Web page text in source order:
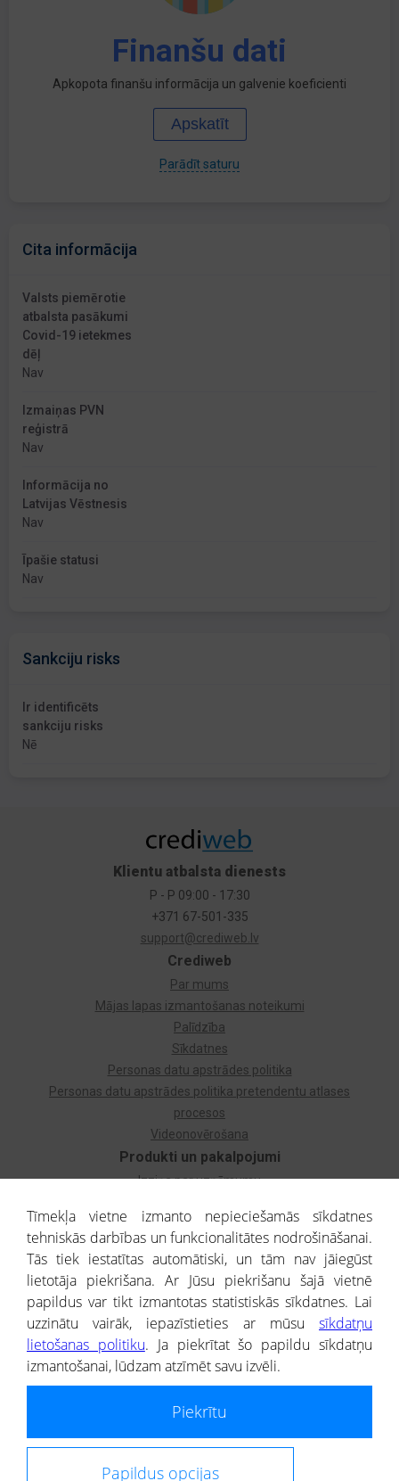
Finanšu dati
Apkopota finanšu informācija un galvenie koeficienti
Apskatīt
Parādīt saturu
Cita informācija
Valsts piemērotie
atbalsta pasākumi
Covid-19 ietekmes
dēļ
Nav
Izmaiņas PVN
reģistrā
Nav
Informācija no
Latvijas Vēstnesis
Nav
Īpašie statusi
Nav
Sankciju risks
Ir identificēts
sankciju risks
Nē
Produkti un pakalpojumi
Izziņa par uzņēmumu
Dzimtas koks
Uzņēmumu atlase
Monitorings
Kredītizziņa par ārvalstu uzņēmumiem
Crediweb
Par mums
Mājas lapas izmantošanas noteikumi
Palīdzība
Sīkdatnes
Personas datu apstrādes politika
Personas datu apstrādes politika pretendentu atlases
procesos
Videonovērošana
Klientu atbalsta dienests
P - P 09:00 - 17:30
+371 67-501-335
support@crediweb.lv
® CREDITREFORM Latvija
SIA
Portāla ietvaros saņemtajai informācijai ir uzziņas raksturs, un tai nav
atbildīgs par fizisko personu datu aizsardzības tiesiskā regulējuma, kā arī
Tīmekļa vietne izmanto nepieciešamās sīkdatnes
tehniskās darbības un funkcionalitātes nodrošināšanai.
Tās tiek iestatītas automātiski, un tām nav jāiegūst
lietotāja piekrišana. Ar Jūsu piekrišanu šajā vietnē
papildus var tikt izmantotas statistiskās sīkdatnes. Lai
uzzinātu vairāk, iepazīstieties ar mūsu sīkdatņu
lietošanas politiku. Ja piekrītat šo papildu sīkdatņu
izmantošanai, lūdzam atzīmēt savu izvēli.
Piekrītu
Papildus opcijas